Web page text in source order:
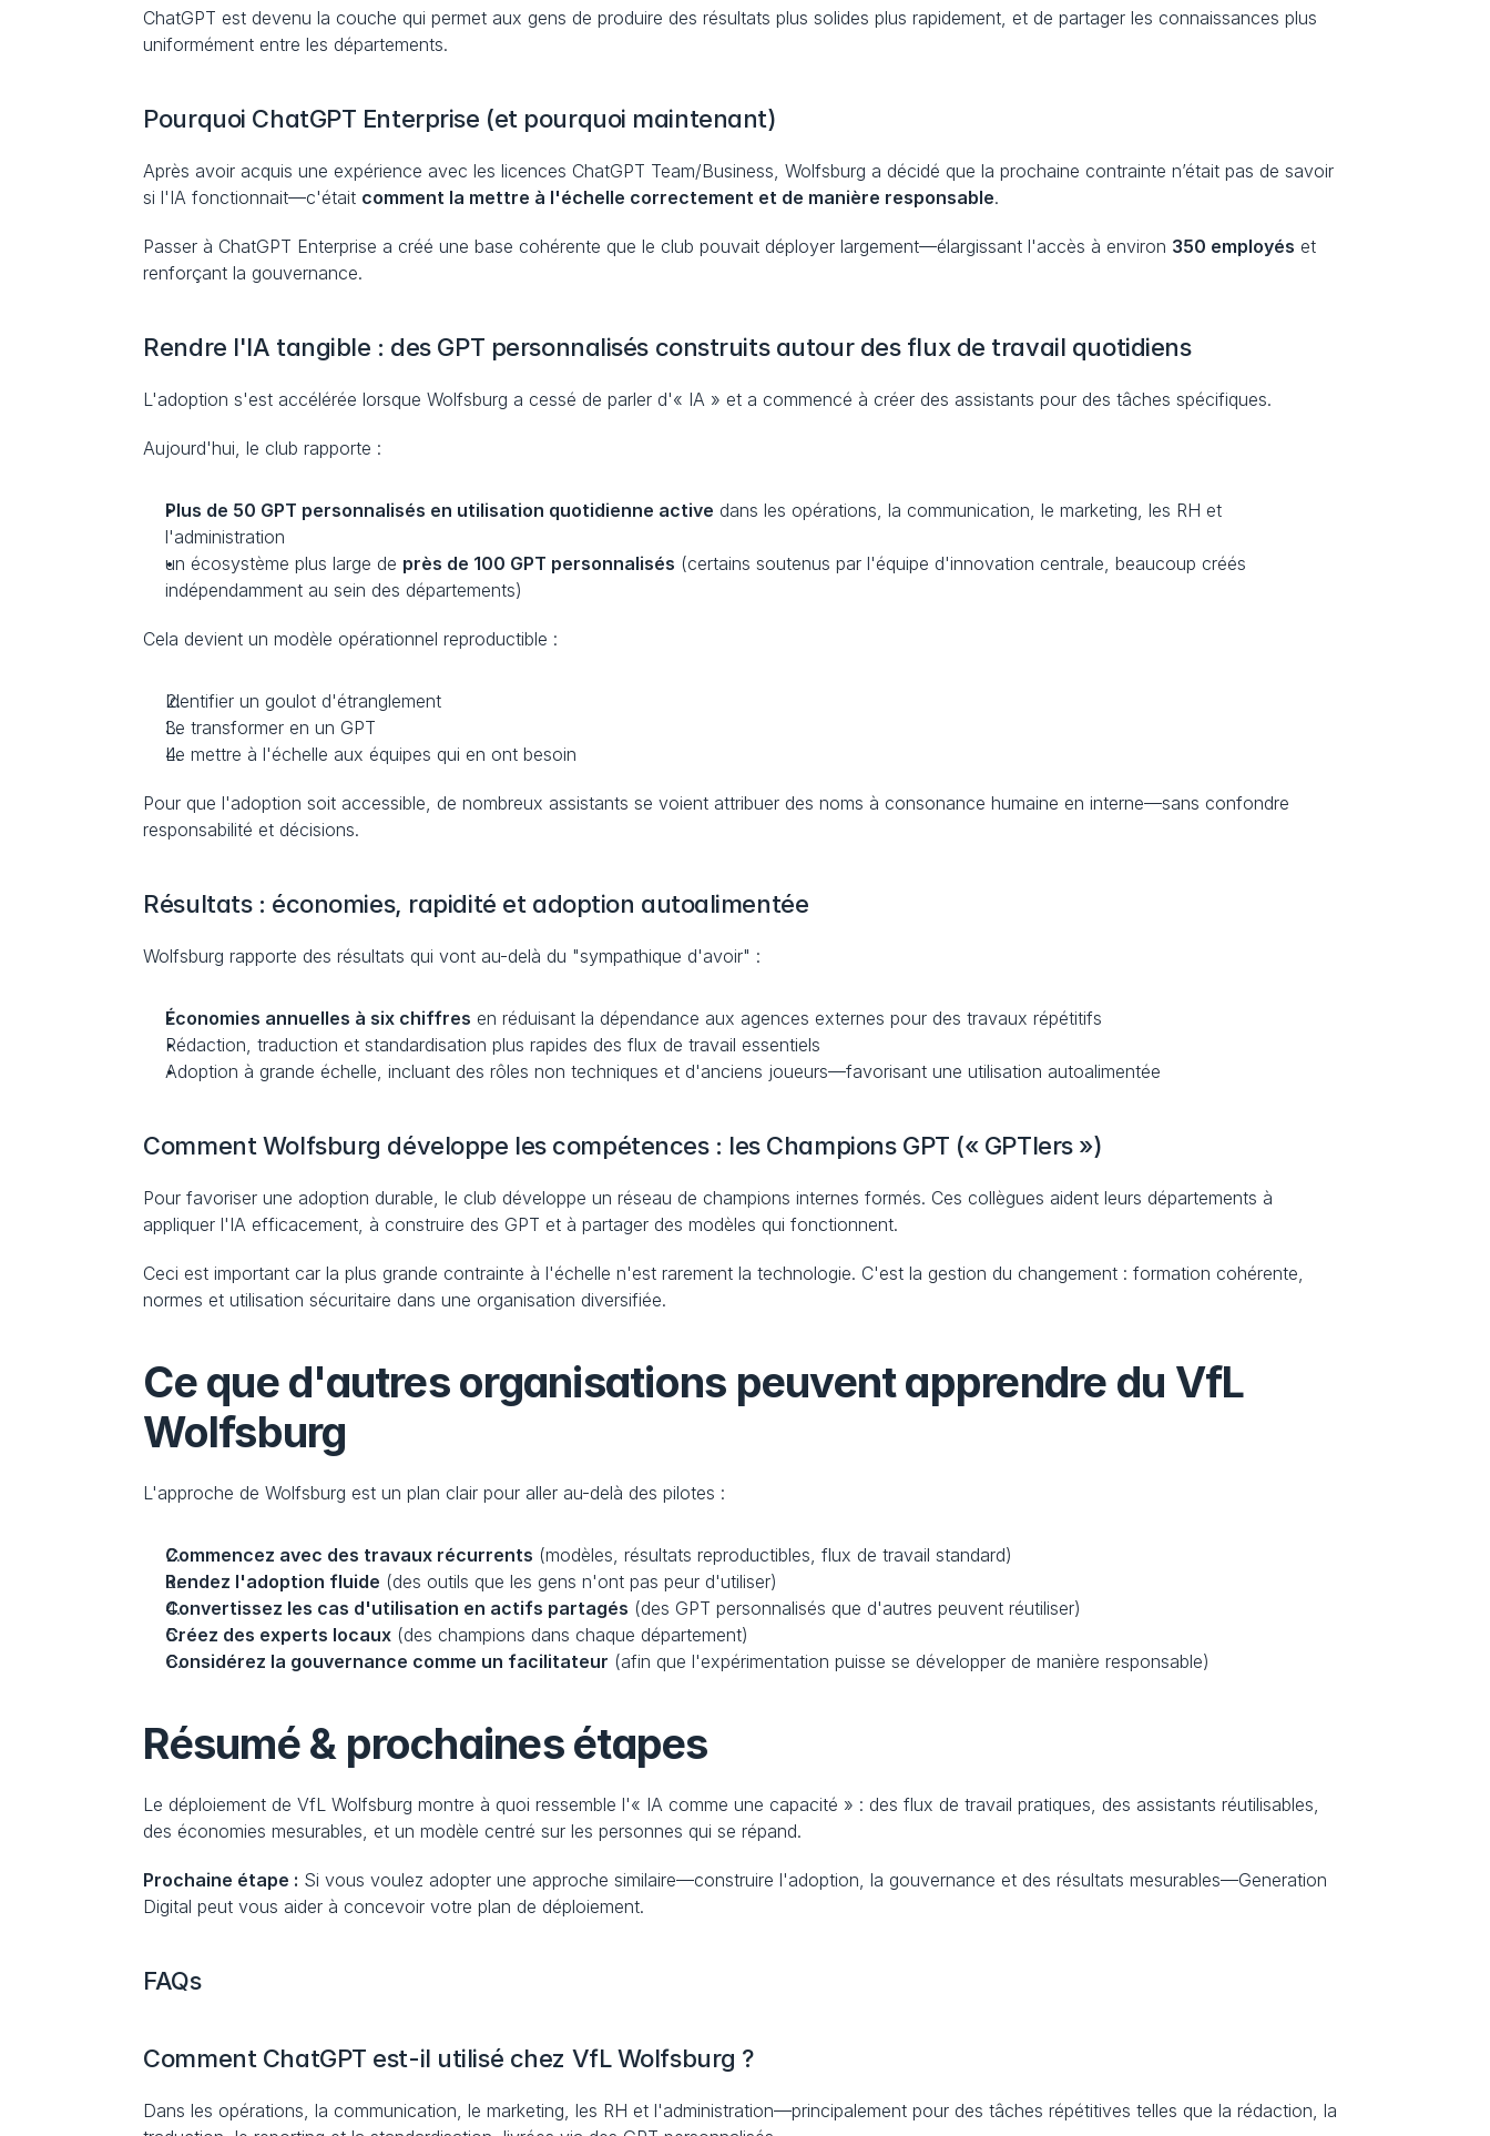
ChatGPT est devenu la couche qui permet aux gens de produire des résultats plus solides plus rapidement, et de partager les connaissances plus
uniformément entre les départements.
Pourquoi ChatGPT Enterprise (et pourquoi maintenant)
Après avoir acquis une expérience avec les licences ChatGPT Team/Business, Wolfsburg a décidé que la prochaine contrainte n’était pas de savoir
si l'IA fonctionnait—c'était comment la mettre à l'échelle correctement et de manière responsable.
Passer à ChatGPT Enterprise a créé une base cohérente que le club pouvait déployer largement—élargissant l'accès à environ 350 employés et
renforçant la gouvernance.
Rendre l'IA tangible : des GPT personnalisés construits autour des flux de travail quotidiens
L'adoption s'est accélérée lorsque Wolfsburg a cessé de parler d'« IA » et a commencé à créer des assistants pour des tâches spécifiques.
Aujourd'hui, le club rapporte :
Plus de 50 GPT personnalisés en utilisation quotidienne active dans les opérations, la communication, le marketing, les RH et
l'administration
un écosystème plus large de près de 100 GPT personnalisés (certains soutenus par l'équipe d'innovation centrale, beaucoup créés
indépendamment au sein des départements)
Cela devient un modèle opérationnel reproductible :
Identifier un goulot d'étranglement
Le transformer en un GPT
Le mettre à l'échelle aux équipes qui en ont besoin
Pour que l'adoption soit accessible, de nombreux assistants se voient attribuer des noms à consonance humaine en interne—sans confondre
responsabilité et décisions.
Résultats : économies, rapidité et adoption autoalimentée
Wolfsburg rapporte des résultats qui vont au-delà du "sympathique d'avoir" :
Économies annuelles à six chiffres en réduisant la dépendance aux agences externes pour des travaux répétitifs
Rédaction, traduction et standardisation plus rapides des flux de travail essentiels
Adoption à grande échelle, incluant des rôles non techniques et d'anciens joueurs—favorisant une utilisation autoalimentée
Comment Wolfsburg développe les compétences : les Champions GPT (« GPTlers »)
Pour favoriser une adoption durable, le club développe un réseau de champions internes formés. Ces collègues aident leurs départements à
appliquer l'IA efficacement, à construire des GPT et à partager des modèles qui fonctionnent.
Ceci est important car la plus grande contrainte à l'échelle n'est rarement la technologie. C'est la gestion du changement : formation cohérente,
normes et utilisation sécuritaire dans une organisation diversifiée.
Ce que d'autres organisations peuvent apprendre du VfL
Wolfsburg
L'approche de Wolfsburg est un plan clair pour aller au-delà des pilotes :
Commencez avec des travaux récurrents (modèles, résultats reproductibles, flux de travail standard)
Rendez l'adoption fluide (des outils que les gens n'ont pas peur d'utiliser)
Convertissez les cas d'utilisation en actifs partagés (des GPT personnalisés que d'autres peuvent réutiliser)
Créez des experts locaux (des champions dans chaque département)
Considérez la gouvernance comme un facilitateur (afin que l'expérimentation puisse se développer de manière responsable)
Résumé & prochaines étapes
Le déploiement de VfL Wolfsburg montre à quoi ressemble l'« IA comme une capacité » : des flux de travail pratiques, des assistants réutilisables,
des économies mesurables, et un modèle centré sur les personnes qui se répand.
Prochaine étape : Si vous voulez adopter une approche similaire—construire l'adoption, la gouvernance et des résultats mesurables—Generation
Digital peut vous aider à concevoir votre plan de déploiement.
FAQs
Comment ChatGPT est-il utilisé chez VfL Wolfsburg ?
Dans les opérations, la communication, le marketing, les RH et l'administration—principalement pour des tâches répétitives telles que la rédaction, la